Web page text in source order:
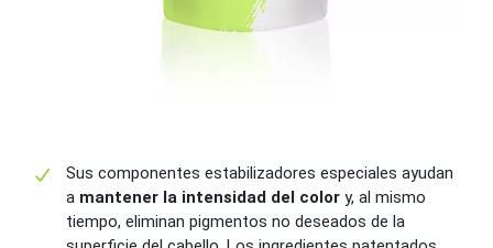
Sus componentes estabilizadores especiales ayudan
a mantener la intensidad del color y, al mismo
tiempo, eliminan pigmentos no deseados de la